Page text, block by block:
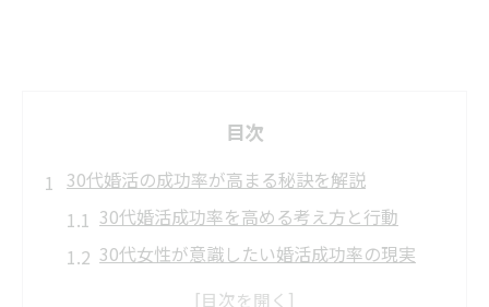
目次
30代婚活の成功率が高まる秘訣を解説
30代婚活成功率を高める考え方と行動
30代女性が意識したい婚活成功率の現実
30代婚活で成功率が上がるタイミングの見